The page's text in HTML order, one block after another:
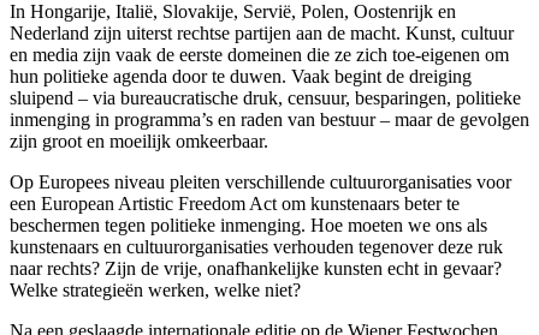
In Hongarije, Italië, Slovakije, Servië, Polen, Oostenrijk en
Nederland zijn uiterst rechtse partijen aan de macht. Kunst, cultuur
en media zijn vaak de eerste domeinen die ze zich toe-eigenen om
hun politieke agenda door te duwen. Vaak begint de dreiging
sluipend – via bureaucratische druk, censuur, besparingen, politieke
inmenging in programma’s en raden van bestuur – maar de gevolgen
zijn groot en moeilijk omkeerbaar.
Op Europees niveau pleiten verschillende cultuurorganisaties voor
een European Artistic Freedom Act om kunstenaars beter te
beschermen tegen politieke inmenging. Hoe moeten we ons als
kunstenaars en cultuurorganisaties verhouden tegenover deze ruk
naar rechts? Zijn de vrije, onafhankelijke kunsten echt in gevaar?
Welke strategieën werken, welke niet?